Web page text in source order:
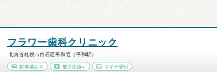
フラワー歯科クリニック
北海道札幌市白石区平和通（平和駅）
駐車場あり 電子決済可 マイナ受付